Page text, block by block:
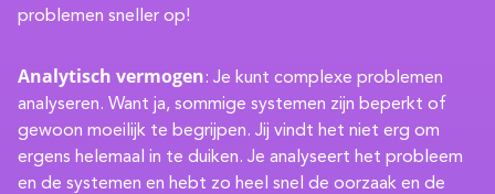
problemen sneller op!
Analytisch vermogen: Je kunt complexe problemen
analyseren. Want ja, sommige systemen zijn beperkt of
gewoon moeilijk te begrijpen. Jij vindt het niet erg om
ergens helemaal in te duiken. Je analyseert het probleem
en de systemen en hebt zo heel snel de oorzaak en de